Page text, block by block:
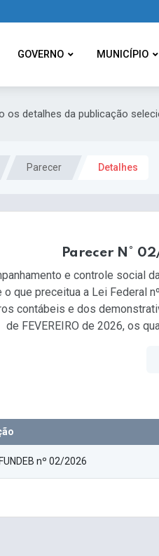
GOVERNO MUNICÍPIO
os detalhes da publicação
Parecer Detalhes
Parecer N°
e controle
que preceitua a Lei Federal
contábeis e dos
de FEVEREIRO de 2026, os
nº 02/2026